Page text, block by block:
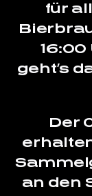
für
16:00
geht’s
Der
an den